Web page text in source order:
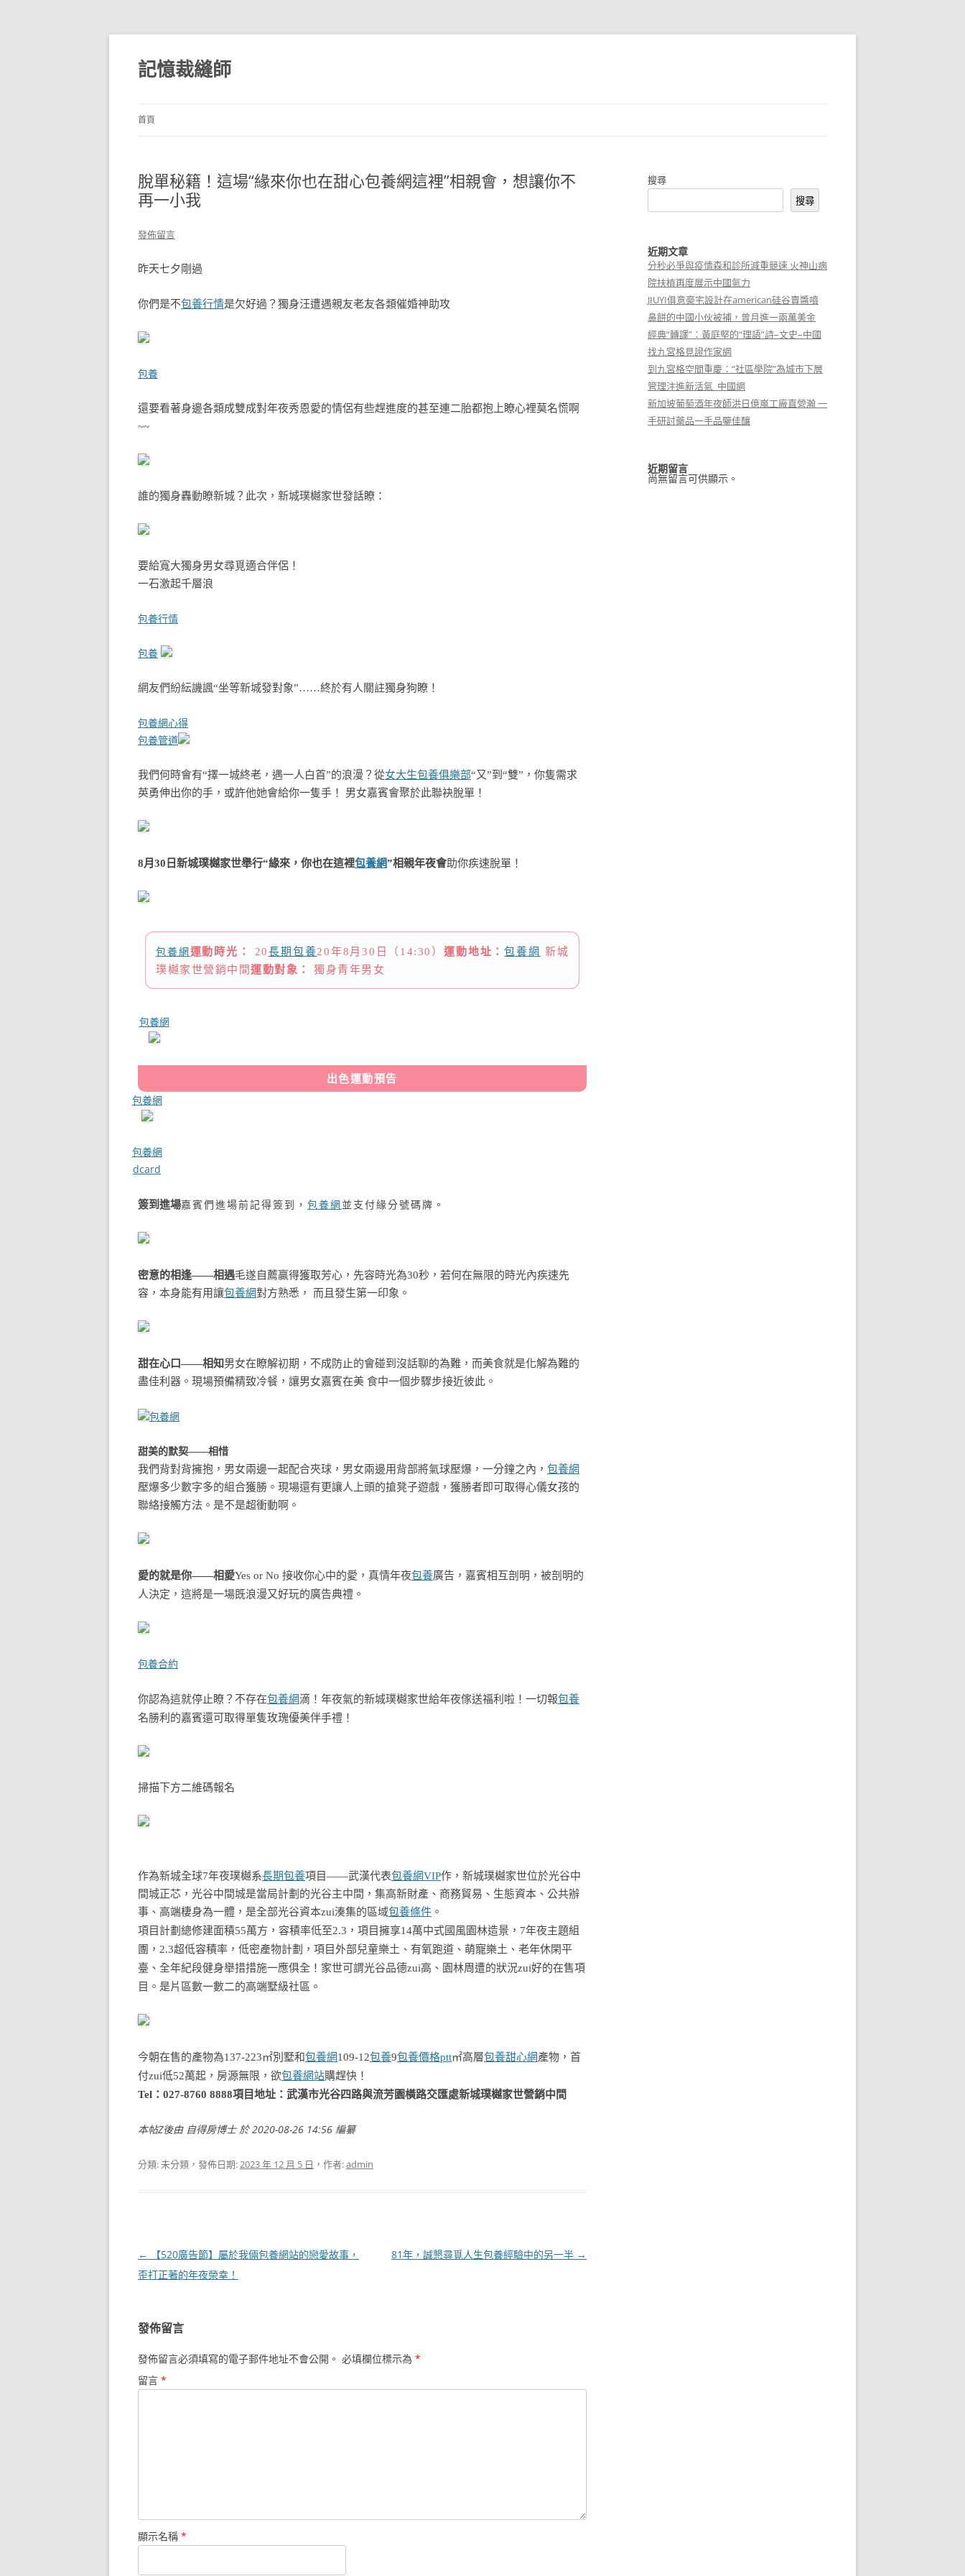
跳
主
要
內
記憶裁縫師
首頁
脫單秘籍！這場“緣來你也在甜心包養網這裡”相親會，想讓你不
再一小我
發佈留言
昨天七夕剛過
你們是不包養行情是欠好過？ 獨身汪遭遇親友老友各類催婚神助攻
包養
還要看著身邊各類成雙成對年夜秀恩愛的情侶有些趕進度的甚至連二胎都抱上瞭心裡莫名慌啊
~~
誰的獨身轟動瞭新城？ 此次，新城璞樾家世發話瞭：
要給寬大獨身男女尋覓適合伴侶！
一石激起千層浪
包養行情
包養
網友們紛紜譏諷“坐等新城發對象”……終於有人關註獨身狗瞭！
包養網心得
包養管道
我們何時會有“擇一城終老，遇一人白首”的浪漫？ 從女大生包養俱樂部“又”到“雙”， 你隻需求
英勇伸出你的手， 或許他她會給你一隻手！ 男女嘉賓會聚於此聯袂脫單！
8月30日新城璞樾家世舉行“緣來，你也在這裡包養網”相親年夜會助你疾速脫單！
包養網運動時光： 20長期包養20年8月30日（14:30）運動地址：包養網
新城
璞樾家世營銷中間運動對象： 獨身青年男女
包養網
出色運動預告
包養網
包養網
dcard
簽到進場嘉賓們進場前記得簽到， 包養網並支付緣分號碼牌。
密意的相逢——相遇毛遂自薦贏得獲取芳心，先容時光為30秒，若何在無限的時光內疾速先
容，本身能有用讓包養網對方熟悉， 而且發生第一印象。
甜在心口——相知男女在瞭解初期，不成防止的會碰到沒話聊的為難，而美食就是化解為難的
盡佳利器。現場預備精致冷餐，讓男女嘉賓在美 食中一個步驟步接近彼此。
包養網
甜美的默契——相惜
我們背對背擁抱，男女兩邊一起配合夾球，男女兩邊用背部將氣球壓爆，一分鐘之內， 包養網
壓爆多少數字多的組合獲勝。現場還有更讓人上頭的搶凳子遊戲，獲勝者即可取得心儀女孩的
聯絡接觸方法。是不是超衝動啊。
愛的就是你——相愛Yes or No 接收你心中的愛，真情年夜包養廣告，嘉賓相互剖明，被剖明的
人決定，這將是一場既浪漫又好玩的廣告典禮。
包養合約
你認為這就停止瞭？不存在包養網滴！年夜氣的新城璞樾家世給年夜傢送福利啦！一切報包養
名勝利的嘉賓還可取得單隻玫瑰優美伴手禮！
掃描下方二維碼報名
作為新城全球7年夜璞樾系長期包養項目——武漢代表包養網VIP作，新城璞樾家世位於光谷中
間城正芯，光谷中間城是當局計劃的光谷主中間，集高新財產、商務貿易、生態資本、公共辦
事、高端棲身為一體，是全部光谷資本zui湊集的區域包養條件 。
項目計劃總修建面積55萬方，容積率低至2.3，項目擁享14萬中式國風園林造景，7年夜主題組
團，2.3超低容積率，低密產物計劃，項目外部兒童樂土、有氧跑道、萌寵樂土、老年休閑平
臺、全年紀段健身舉措措施一應俱全！家世可謂光谷品德zui高、園林周遭的狀況zui好的在售項
目。是片區數一數二的高端墅級社區。
今朝在售的產物為137-223㎡別墅和包養網109-12包養9包養價格ptt㎡高層包養甜心網產物，首
付zui低52萬起，房源無限，欲包養網站購趕快！
Tel：027-8760 8888項目地址：武漢市光谷四路與流芳園橫路交匯處新城璞樾家世營銷中間
本帖Z後由 自得房博士 於 2020-08-26 14:56 編纂
分類: 未分類，發佈日期:2023 年 12 月 5 日 ，作者:admin
文
章
←
【520廣告節】屬於我倆包養網站的戀愛故事，
歪打正著的年夜榮幸！
81年，誠懇尋覓人生包養經驗中的另一半 →
發佈留言
發佈留言必須填寫的電子郵件地址不會公開。 必填欄位標示為 *
留言 *
顯示名稱 *
搜尋
搜尋
近期文章
分秒必爭與疫情森和診所減重競速 火神山病
院扶植再度展示中國氣力
JIUYI俱意豪宅設計在american硅谷賣醬噴
鼻餅的中國小伙被捕，曾月進一兩萬美金
經典“轉譯”：黃庭堅的“理語”詩–文史–中國
找九宮格見證作家網
到九宮格空間重慶：“社區學院”為城市下層
管理注進新活氣_中國網
新加坡葡萄酒年夜師洪日億嵐工廠直營瀚 一
手研討藥品一手品鑒佳釀
近期留言
尚無留言可供顯示。